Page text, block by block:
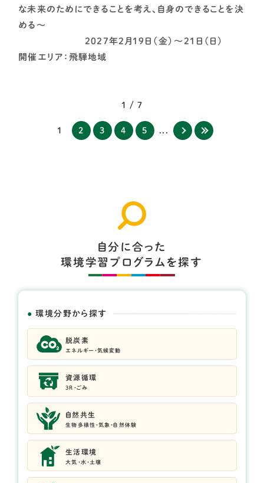
な未来のためにできることを考え、自身のできることを決
める～
2027年2月19日（金）～21日（日）
開催エリア：飛騨地域
1 / 7
1 2 3 4 5
自分に合った
環境学習プログラムを探す
環境分野から探す
脱炭素
エネルギー・気候変動
資源循環
3R・ごみ
自然共生
生物多様性・気象・自然体験
生活環境
大気・水・土壌